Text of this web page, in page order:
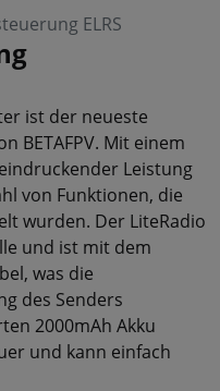
ELRS
ist der neueste
BETAFPV. Mit einem
Leistung
von Funktionen, die
wurden. Der LiteRadio
und ist mit dem
was die
des Senders
2000mAh Akku
und kann einfach